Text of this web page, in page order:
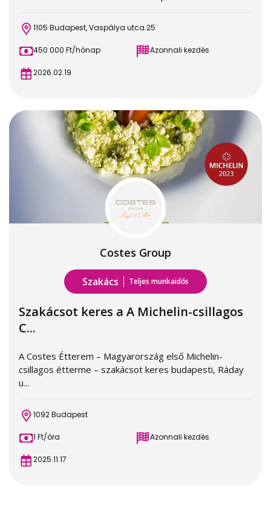
1105 Budapest, Vaspálya utca 25
450 000 Ft/hónap Azonnali kezdés
2026.02.19
Costes Group
Szakács Teljes munkaidős
Szakácsot keres a A Michelin-csillagos
C...
A Costes Étterem – Magyarország első Michelin-
csillagos étterme – szakácsot keres budapesti, Ráday
u...
1092 Budapest
1 Ft/óra Azonnali kezdés
2025.11.17